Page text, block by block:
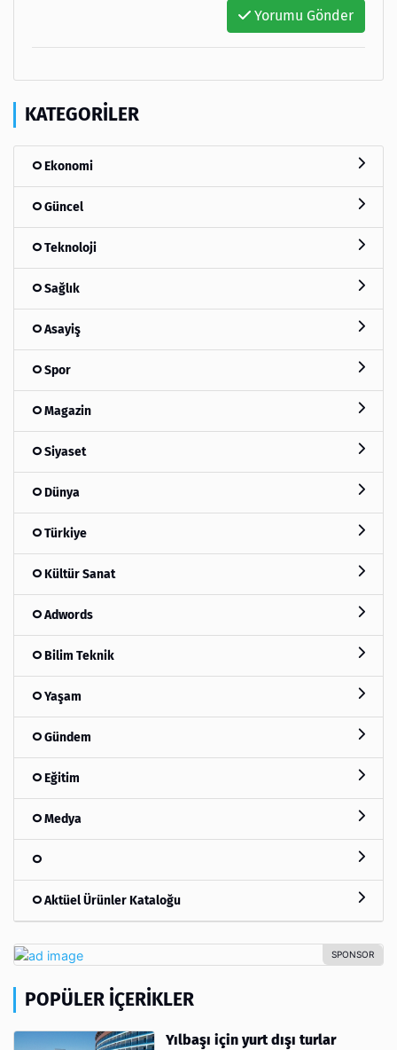
Yorumu Gönder
KATEGORILER
Ekonomi
Güncel
Teknoloji
Sağlık
Asayiş
Spor
Magazin
Siyaset
Dünya
Türkiye
Kültür Sanat
Adwords
Bilim Teknik
Yaşam
Gündem
Eğitim
Medya
Aktüel Ürünler Kataloğu
POPÜLER İÇERIKLER
Yılbaşı için yurt dışı turlar